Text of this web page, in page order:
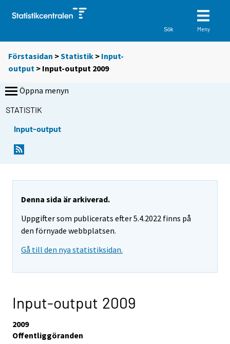
Sök Meny
Förstasidan >Statistik > Input-
output > Input-output 2009
Öppna menyn
STATISTIK
Input-output
Denna sida är arkiverad.
Uppgifter som publicerats efter 5.4.2022 finns på
den förnyade webbplatsen.
Gå till den nya statistiksidan.
Input-output 2009
2009
Offentliggöranden